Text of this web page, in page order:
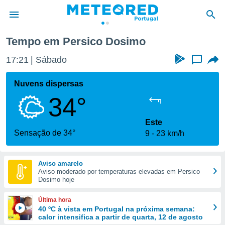
da
foi
fornecidas
a este
das
e
forma
digital
Tempo em Persico Dosimo
17:21 Sábado ...
Nuvens dispersas
34°
Sensação de 34°
Este
9
23 km/h
Aviso amarelo
Aviso moderado por temperaturas elevadas em Persico
Dosimo hoje
Última hora
40 ºC à vista em Portugal na próxima semana:
calor intensifica a partir de quarta, 12 de agosto